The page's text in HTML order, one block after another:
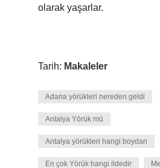
olarak yaşarlar.
Tarih: Makaleler
Adana yörükleri nereden geldi
Antalya Yörük mü
Antalya yörükleri hangi boydan
En çok Yörük hangi ildedir